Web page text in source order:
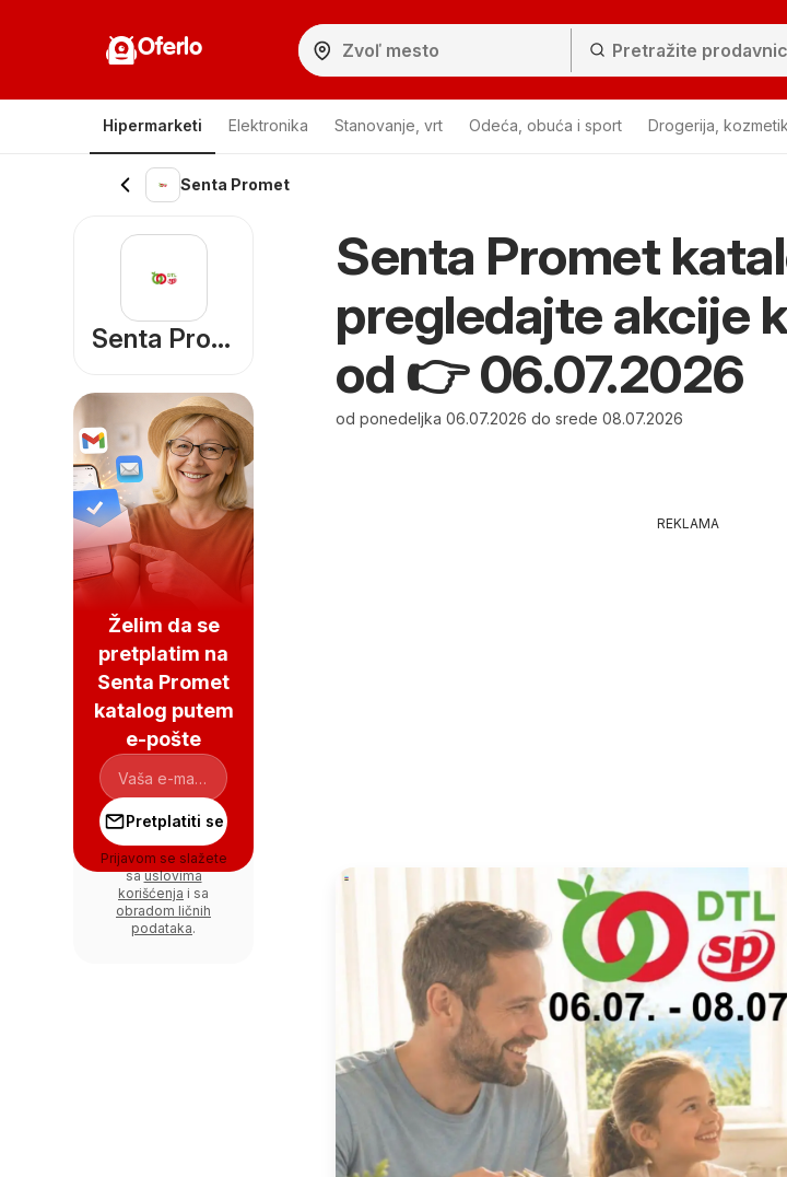
Oferlo
Hipermarketi Elektronika Stanovanje, vrt Odeća, obuća i sport Drogerija,
Senta Promet
Senta Promet
pregledajte akcije
od 👉 06.07.2026
od ponedeljka 06.07.2026 do srede 08.07.2026
REKLAMA
Senta Promet
Želim da se
pretplatim na
Senta Promet
katalog putem
e-pošte
Pretplatiti se
Prijavom se slažete
sauslovima
korišćenja i sa
obradom ličnih
podataka.